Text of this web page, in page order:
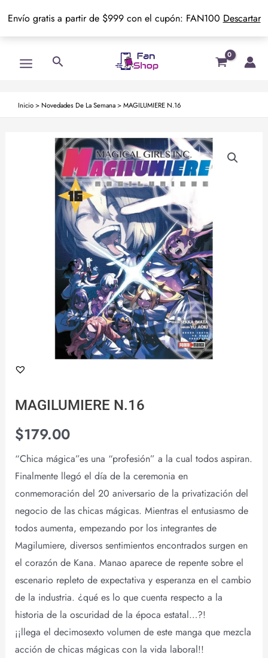
Envío gratis a partir de $999 con el cupón: FAN100 Descartar
Menu
Buscar
Inicio> Novedades De La Semana>MAGILUMIERE N.16
MAGILUMIERE N.16
$179.00
“Chica mágica”es una “profesión” a la cual todos aspiran.
Finalmente llegó el día de la ceremonia en
conmemoración del 20 aniversario de la privatización del
negocio de las chicas mágicas. Mientras el entusiasmo de
todos aumenta, empezando por los integrantes de
Magilumiere, diversos sentimientos encontrados surgen en
el corazón de Kana. Manao aparece de repente sobre el
escenario repleto de expectativa y esperanza en el cambio
de la industria. ¿qué es lo que cuenta respecto a la
historia de la oscuridad de la época estatal…?!
¡¡llega el decimosexto volumen de este manga que mezcla
acción de chicas mágicas con la vida laboral!!
MAGILUMIERE